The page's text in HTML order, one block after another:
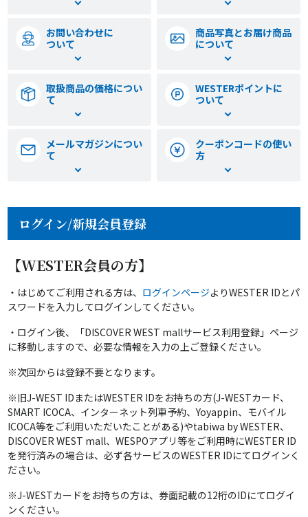
お問い合わせに
ついて
商品写真とお届け商品
について
取扱商品の価格につい
て
WESTERポイントに
ついて
メールマガジンについ
て
クーポンコードの使い
方
ログイン/新規会員登録
【WESTER会員の方】
・はじめてご利用される方は、 ログインページよりWESTER IDとパ
スワードを入力してログインしてください。
・ログイン後、「DISCOVER WEST mallサービス利用登録」ページ
に移動しますので、必要な情報を入力の上ご登録ください。
※次回からは登録不要となります。
※旧J-WEST IDまたはWESTER IDをお持ちの方(J-WESTカード、
SMART ICOCA、インターネット列車予約、Yoyappin、モバイル
ICOCA等をご利用いただいたことがある)やtabiwa by WESTER、
DISCOVER WEST mall、WESPOアプリ等をご利用時にWESTER ID
を発行済みの場合は、必ず各サービスのWESTER IDにてログインく
ださい。
※J-WESTカードをお持ちの方は、券面記載の12桁のIDにてログイ
ンください。